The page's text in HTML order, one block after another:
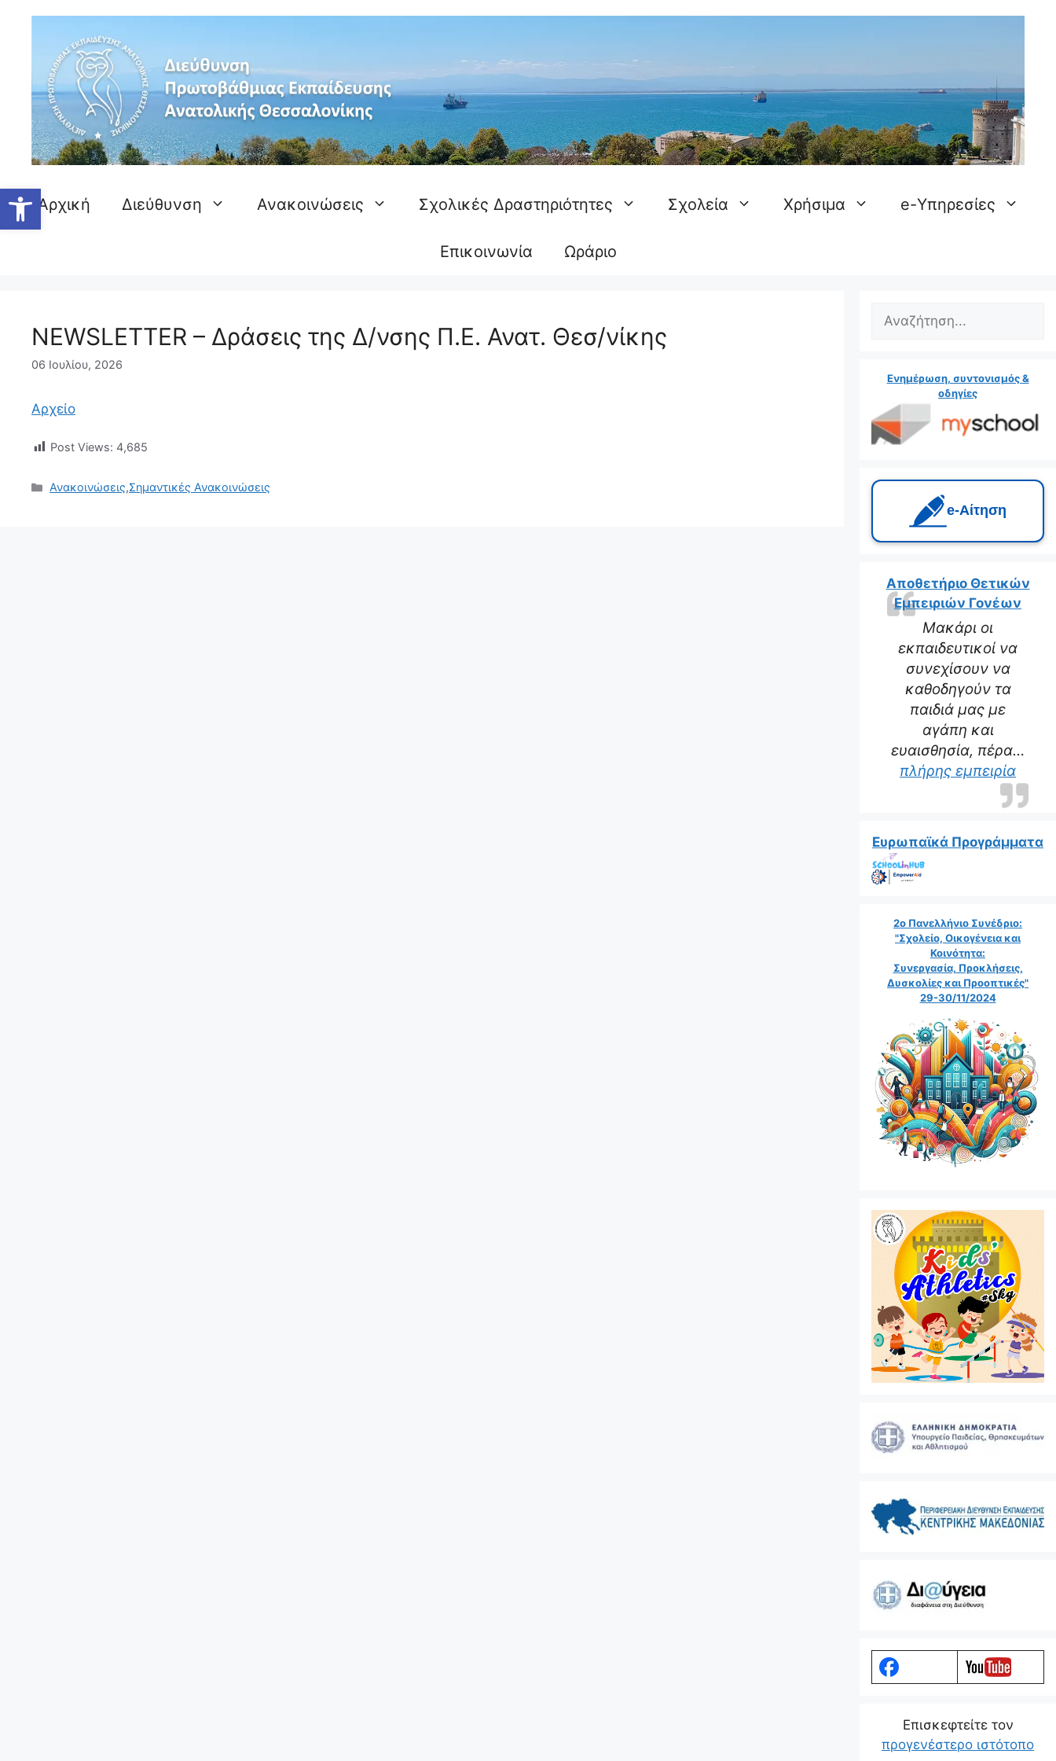
Ανοίξτε τη γραμμή εργαλείων
περιεχόμενο
Αρχική Διεύθυνση Ανακοινώσεις Σχολικές Δραστηριότητες Σχολεία Χρήσιμα e-Υπηρεσίες
Επικοινωνία Ωράριο
NEWSLETTER – Δράσεις της Δ/νσης Π.Ε. Ανατ. Θεσ/νίκης
06 Ιουλίου, 2026
Αρχείο
Post Views: 4,685
Κατηγορίες
Ανακοινώσεις,Σημαντικές Ανακοινώσεις
Ενημέρωση, συντονισμός &
οδηγίες
e‑Αίτηση
Μακάρι οι
εκπαιδευτικοί να
συνεχίσουν να
καθοδηγούν τα
παιδιά μας με
αγάπη και
ευαισθησία, πέρα…
πλήρης εμπειρία“Η
Αποθετήριο Θετικών
Εμπειριών Γονέων
Ευρωπαϊκά Προγράμματα
2ο Πανελλήνιο Συνέδριο:
"Σχολείο, Οικογένεια και
Κοινότητα:
Συνεργασία, Προκλήσεις,
Δυσκολίες και Προοπτικές"
29-30/11/2024
Eπισκεφτείτε τον
προγενέστερο ιστότοπο